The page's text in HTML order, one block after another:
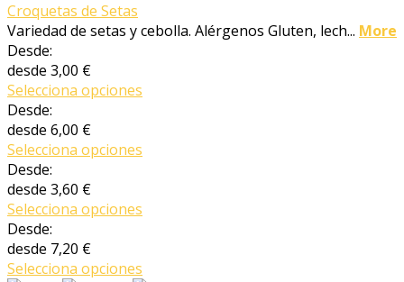
Croquetas de Setas
Variedad de setas y cebolla. Alérgenos Gluten, lech... More
Desde:
desde 3,00 €
Selecciona opciones
Desde:
desde 6,00 €
Selecciona opciones
Desde:
desde 3,60 €
Selecciona opciones
Desde:
desde 7,20 €
Selecciona opciones